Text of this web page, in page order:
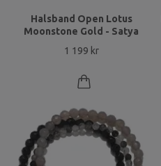
Halsband Open Lotus
Moonstone Gold - Satya
1 199 kr